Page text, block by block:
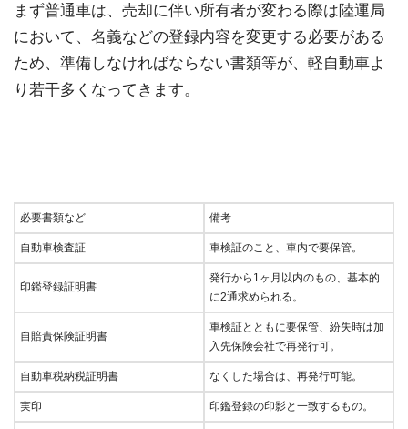
まず普通車は、売却に伴い所有者が変わる際は陸運局
において、名義などの登録内容を変更する必要がある
ため、準備しなければならない書類等が、軽自動車よ
り若干多くなってきます。
必要書類など 備考
自動車検査証 車検証のこと、車内で要保管。
印鑑登録証明書
発行から1ヶ月以内のもの、基本的
に2通求められる。
自賠責保険証明書
車検証とともに要保管、紛失時は加
入先保険会社で再発行可。
自動車税納税証明書 なくした場合は、再発行可能。
実印 印鑑登録の印影と一致するもの。